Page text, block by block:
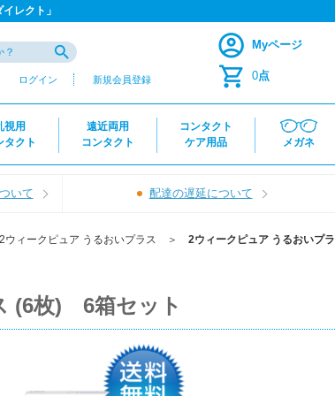
レクト」
ログイン 新規会員登録
Myページ
0点
視用
タクト
遠近両用
コンタクト
コンタクト
ケア用品
メガネ
いて 配達の遅延について
2ウィークピュア うるおいプラス ＞ 2ウィークピュア うるおいプラ
(6枚) 6箱セット